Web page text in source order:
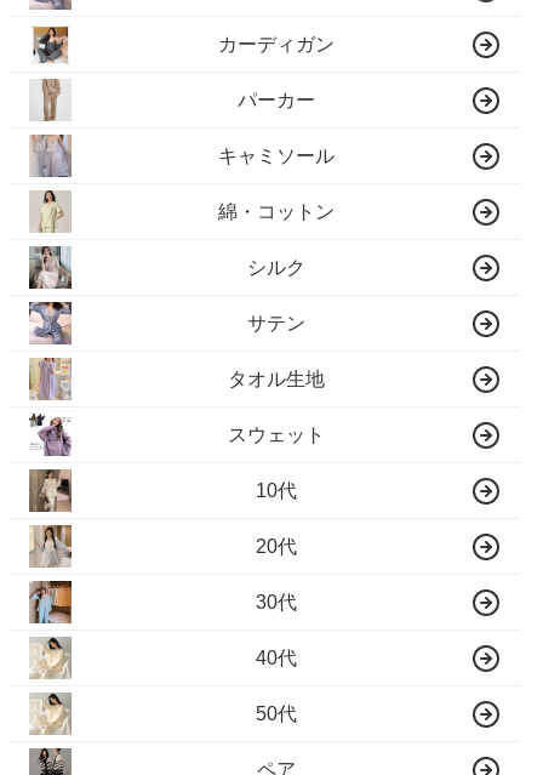
カーディガン
パーカー
キャミソール
綿・コットン
シルク
サテン
タオル生地
スウェット
10代
20代
30代
40代
50代
ペア